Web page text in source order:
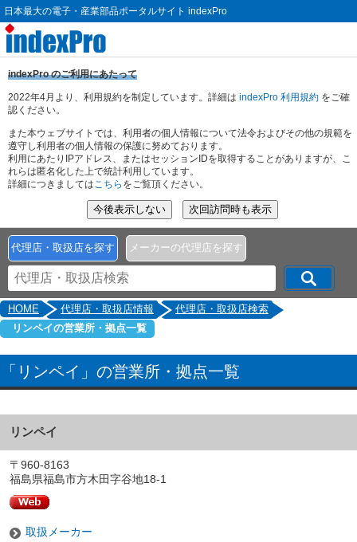
日本最大の電子・産業部品ポータルサイト indexPro
indexPro のご利用にあたって
2022年4月より、利用規約を制定しています。詳細は indexPro 利用規約 をご確
認ください。
また本ウェブサイトでは、利用者の個人情報について法令およびその他の規範を
遵守し利用者の個人情報の保護に努めております。
利用にあたりIPアドレス、またはセッションIDを取得することがありますが、こ
れらは匿名化した上で統計利用しています。
詳細につきましてはこちら をご覧頂ください。
代理店・取扱店を探す メーカーの代理店を探す
HOME 代理店・取扱店情報
代理店・取扱店検索
リンペイの営業所・拠点一覧
「リンペイ」の営業所・拠点一覧
リンペイ
〒960-8163
福島県福島市方木田字谷地18-1
取扱メーカー